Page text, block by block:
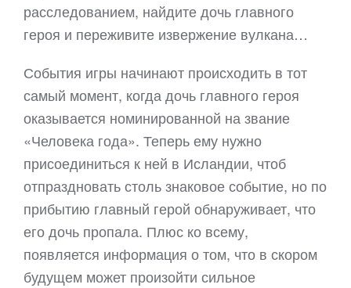
расследованием, найдите дочь главного
героя и переживите извержение вулкана…
События игры начинают происходить в тот
самый момент, когда дочь главного героя
оказывается номинированной на звание
«Человека года». Теперь ему нужно
присоединиться к ней в Исландии, чтоб
отпраздновать столь знаковое событие, но по
прибытию главный герой обнаруживает, что
его дочь пропала. Плюс ко всему,
появляется информация о том, что в скором
будущем может произойти сильное